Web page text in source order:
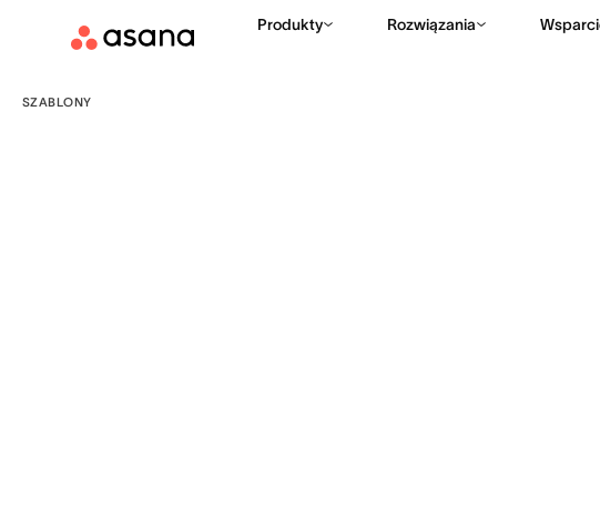
Produkty Rozwiązania
SZABLONY